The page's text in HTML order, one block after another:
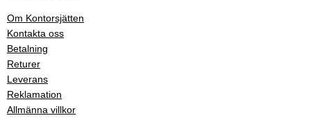
Om Kontorsjätten
Kontakta oss
Betalning
Returer
Leverans
Reklamation
Allmänna villkor